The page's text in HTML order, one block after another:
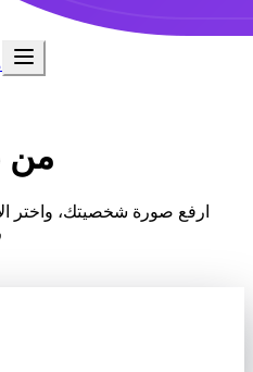
من
ارفع صورة شخصيتك، واختر